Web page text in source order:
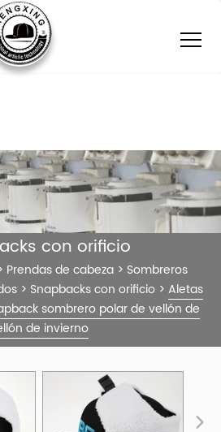
con orificio
Prendas de cabeza > Sombreros
> Snapbacks con orificio> Aletas
sombrero polar de vellón de
de invierno